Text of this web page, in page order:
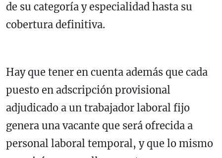
de su categoría y especialidad hasta su
cobertura definitiva.
Hay que tener en cuenta además que cada
puesto en adscripción provisional
adjudicado a un trabajador laboral fijo
genera una vacante que será ofrecida a
personal laboral temporal, y que lo mismo